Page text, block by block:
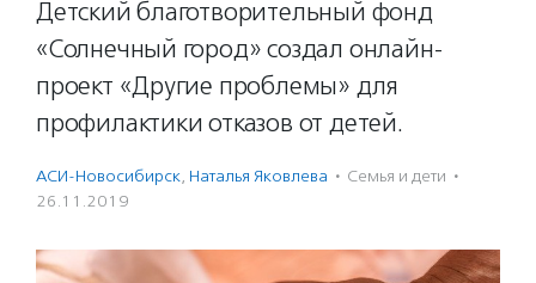
Детский благотворительный фонд
«Солнечный город» создал онлайн-
проект «Другие проблемы» для
профилактики отказов от детей.
АСИ-Новосибирск, Наталья Яковлева · Семья и дети ·
26.11.2019